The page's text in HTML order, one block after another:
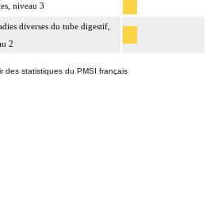
niveau 3
diverses du tube digestif,
2
des statistiques du PMSI français